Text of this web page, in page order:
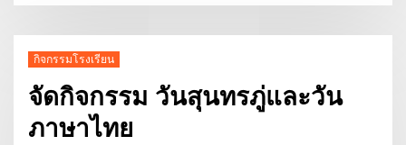
กิจกรรมโรงเรียน
จัดกิจกรรม วันสุนทรภู่และวัน
ภาษาไทย